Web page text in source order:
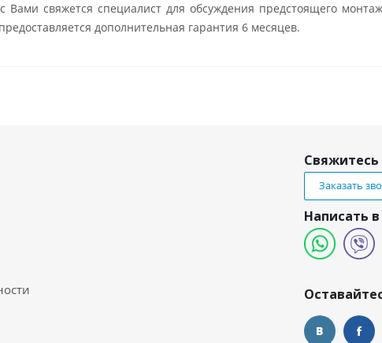
Вами свяжется специалист для обсуждения предстоящего
дополнительная гарантия 6 месяцев.
Свяжитесь
Заказать
Написать